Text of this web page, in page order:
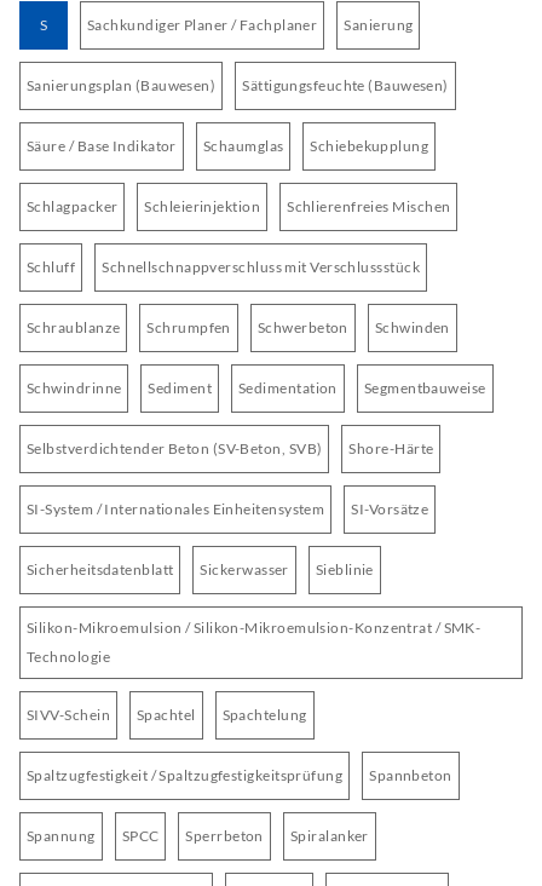
S Sachkundiger Planer / Fachplaner Sanierung
Sanierungsplan (Bauwesen) Sättigungsfeuchte (Bauwesen)
Säure / Base Indikator Schaumglas Schiebekupplung
Schlagpacker Schleierinjektion Schlierenfreies Mischen
Schluff Schnellschnappverschluss mit Verschlussstück
Schraublanze Schrumpfen Schwerbeton Schwinden
Schwindrinne Sediment Sedimentation Segmentbauweise
Selbstverdichtender Beton (SV-Beton, SVB) Shore-Härte
SI-System / Internationales Einheitensystem SI-Vorsätze
Sicherheitsdatenblatt Sickerwasser Sieblinie
Silikon-Mikroemulsion / Silikon-Mikroemulsion-Konzentrat / SMK-
Technologie
SIVV-Schein Spachtel Spachtelung
Spaltzugfestigkeit / Spaltzugfestigkeitsprüfung Spannbeton
Spannung SPCC Sperrbeton Spiralanker